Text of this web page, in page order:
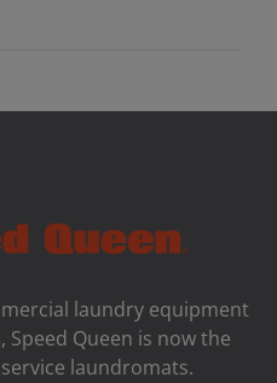
laundry equipment
​​Queen is now the
laundromats.